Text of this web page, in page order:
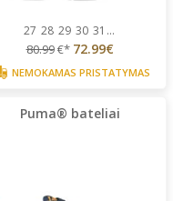
27 28 29 30 31 ...
80.99€* 72.99€
NEMOKAMAS PRISTATYMAS
Puma® bateliai